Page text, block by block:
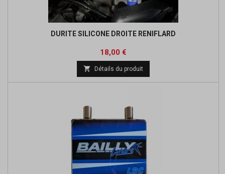
DURITE SILICONE DROITE RENIFLARD
Prix
18,00 €
 Détails du produit